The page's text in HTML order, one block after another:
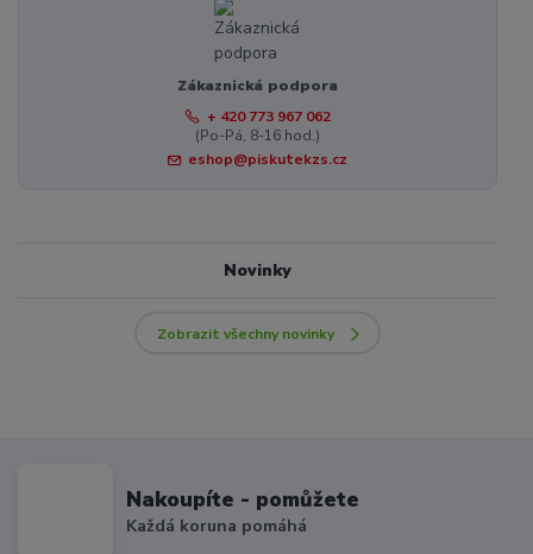
Zákaznická podpora
+ 420 773 967 062
(Po-Pá, 8-16 hod.)
eshop@piskutekzs.cz
Novinky
Zobrazit všechny novinky
Nakoupíte - pomůžete
Každá koruna pomáhá